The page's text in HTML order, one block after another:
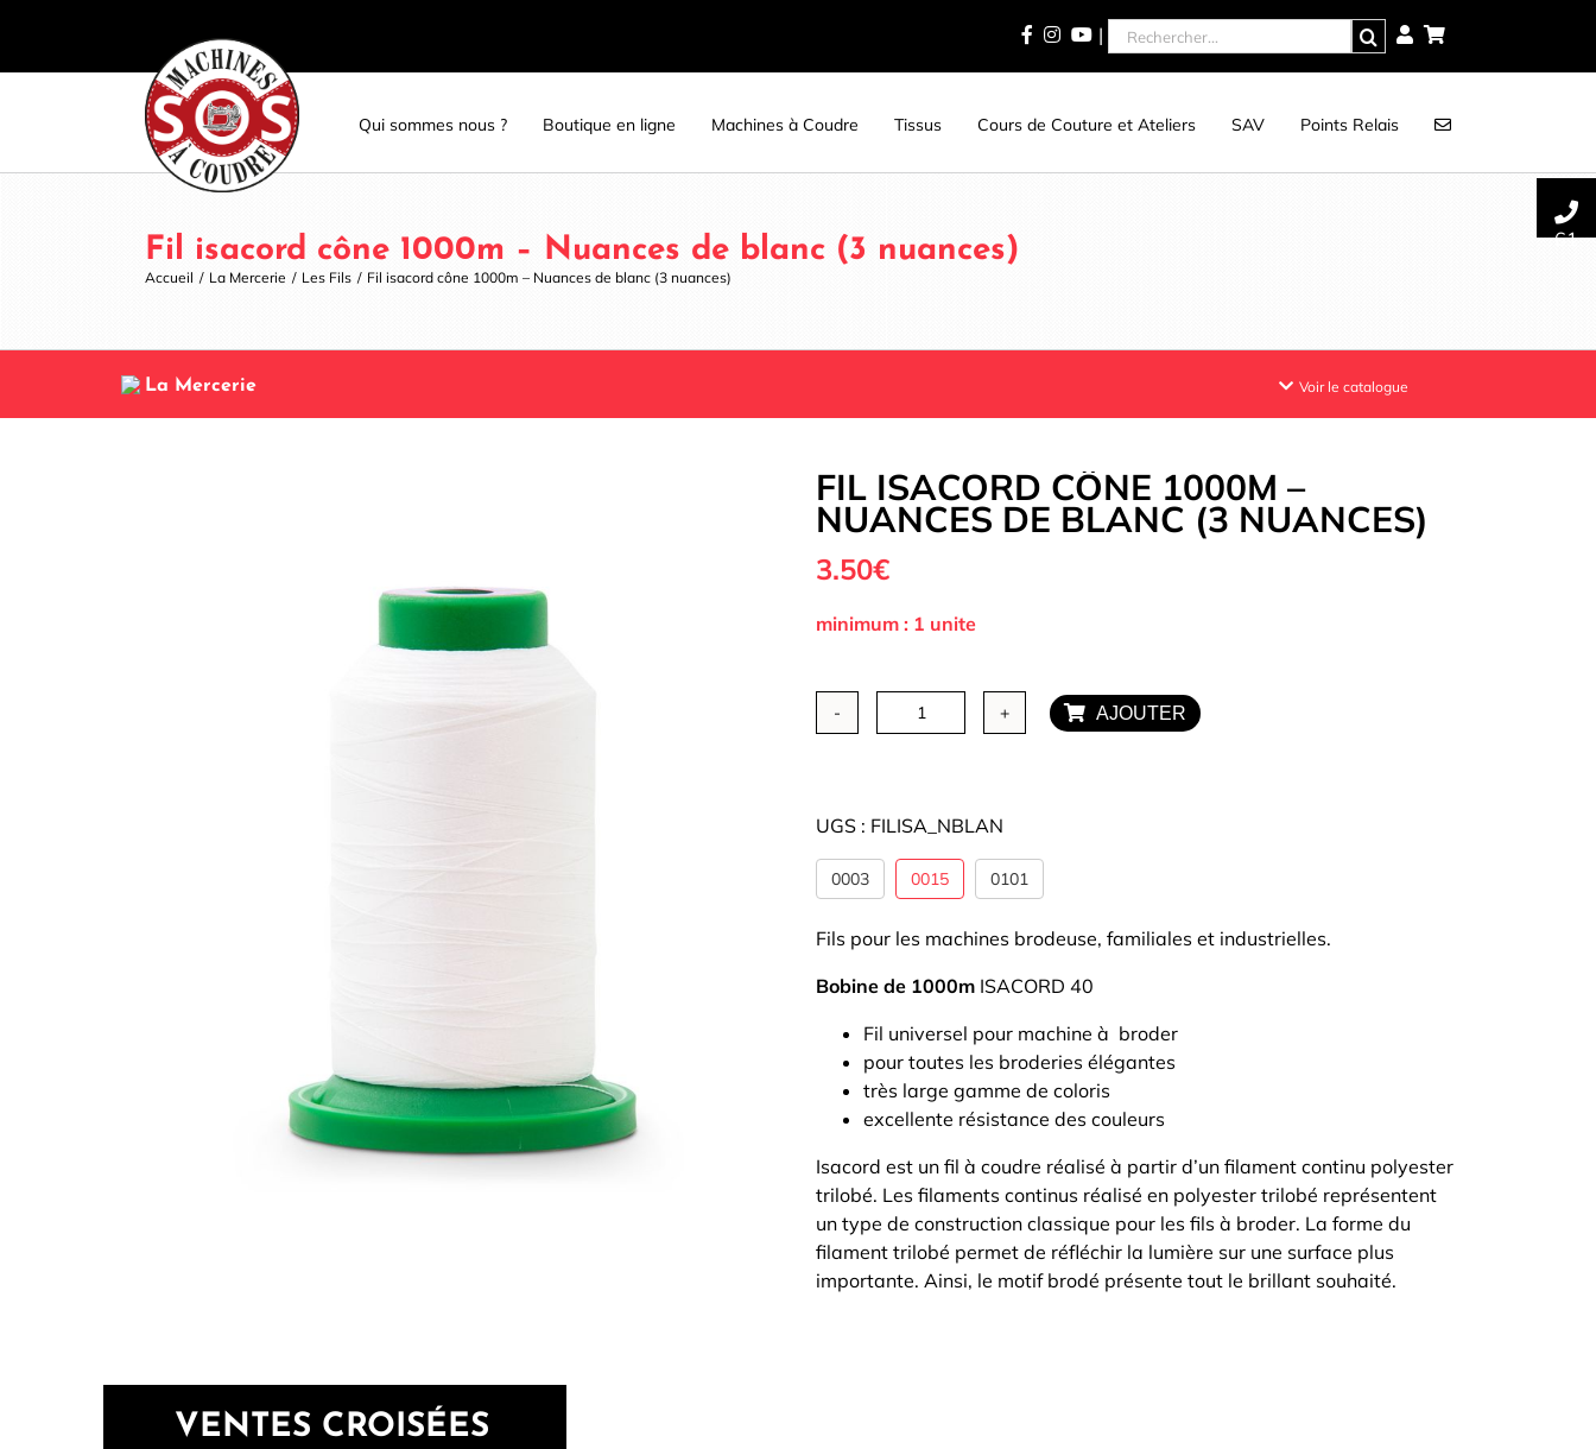
content
| Rechercher
Qui sommes nous ? Boutique en ligne Machines à Coudre Tissus Cours de Couture et Ateliers SAV Points Relais
61
Fil isacord cône 1000m – Nuances de blanc (3 nuances)
Accueil / La Mercerie / Les Fils / Fil isacord cône 1000m – Nuances de blanc (3 nuances)
La Mercerie Voir le catalogue
| Surjeteuses |
Tous nos Tissus
FIL ISACORD CÔNE 1000M –
NUANCES DE BLANC (3 NUANCES)
3.50€
minimum : 1 unite
quantité
cône
1000m
-
de
blanc
nuances)
AJOUTER
UGS : FILISA_NBLAN
0003 0015 0101
Fils pour les machines brodeuse, familiales et industrielles.
Bobine de 1000m ISACORD 40
Fil universel pour machine à broder
pour toutes les broderies élégantes
très large gamme de coloris
excellente résistance des couleurs
Isacord est un fil à coudre réalisé à partir d’un filament continu polyester
trilobé. Les filaments continus réalisé en polyester trilobé représentent
un type de construction classique pour les fils à broder. La forme du
filament trilobé permet de réfléchir la lumière sur une surface plus
importante. Ainsi, le motif brodé présente tout le brillant souhaité.
VENTES CROISÉES